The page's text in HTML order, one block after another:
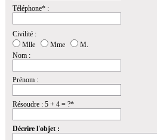
Téléphone* :
Civilité :
Mlle
Mme
M.
Nom :
Prénom :
Résoudre : 5 + 4 = ?*
Décrire l'objet :